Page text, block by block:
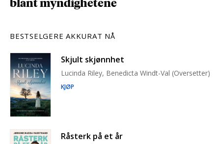
BESTSELGERE AKKURAT NÅ
Skjult skjønnhet
Lucinda Riley, Benedicta Windt-Val (Oversetter)
KJØP
Råsterk på et år